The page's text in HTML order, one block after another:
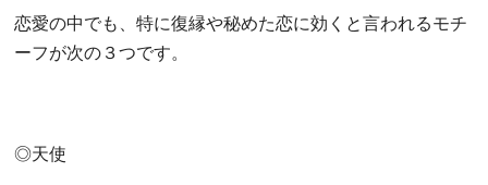
恋愛の中でも、特に復縁や秘めた恋に効くと言われるモチ
ーフが次の３つです。
◎天使